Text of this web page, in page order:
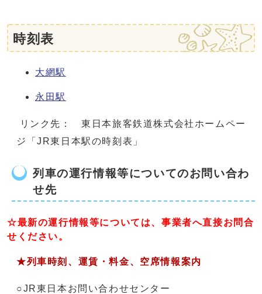
時刻表
大網駅
永田駅
リンク先： 東日本旅客鉄道株式会社ホームペー
ジ「JR東日本駅の時刻表」
列車の運行情報等についてのお問い合わ
せ先
☆最新の運行情報等については、事業者へ直接お問合
せください。
★列車時刻、運賃・料金、空席情報案内
○JR東日本お問い合わせセンター